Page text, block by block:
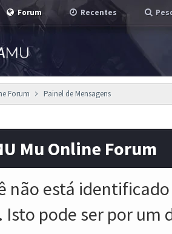
Forum Recentes
Forum Painel de Mensagens
Mu Online Forum
não está
Isto pode ser por um